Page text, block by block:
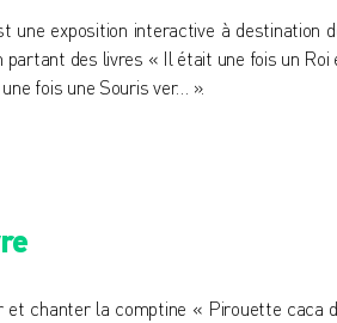
une exposition interactive à destination
partant des livres « Il était une fois un Roi
fois une Souris ver… ».
et chanter la comptine « Pirouette